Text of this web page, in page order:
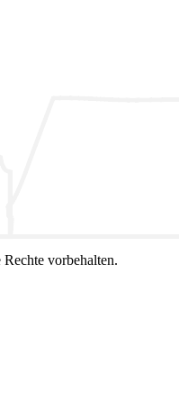
vorbehalten.